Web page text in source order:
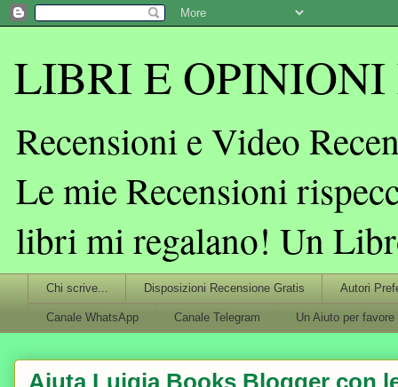
LIBRI E OPINIONI
Recensioni e Video
Le mie Recensioni
libri mi regalano! Un
Chi scrive... Disposizioni Recensione Gratis Autori
Canale WhatsApp Canale Telegram Un Aiuto per favore
Aiuta Luigia Books Blogger con